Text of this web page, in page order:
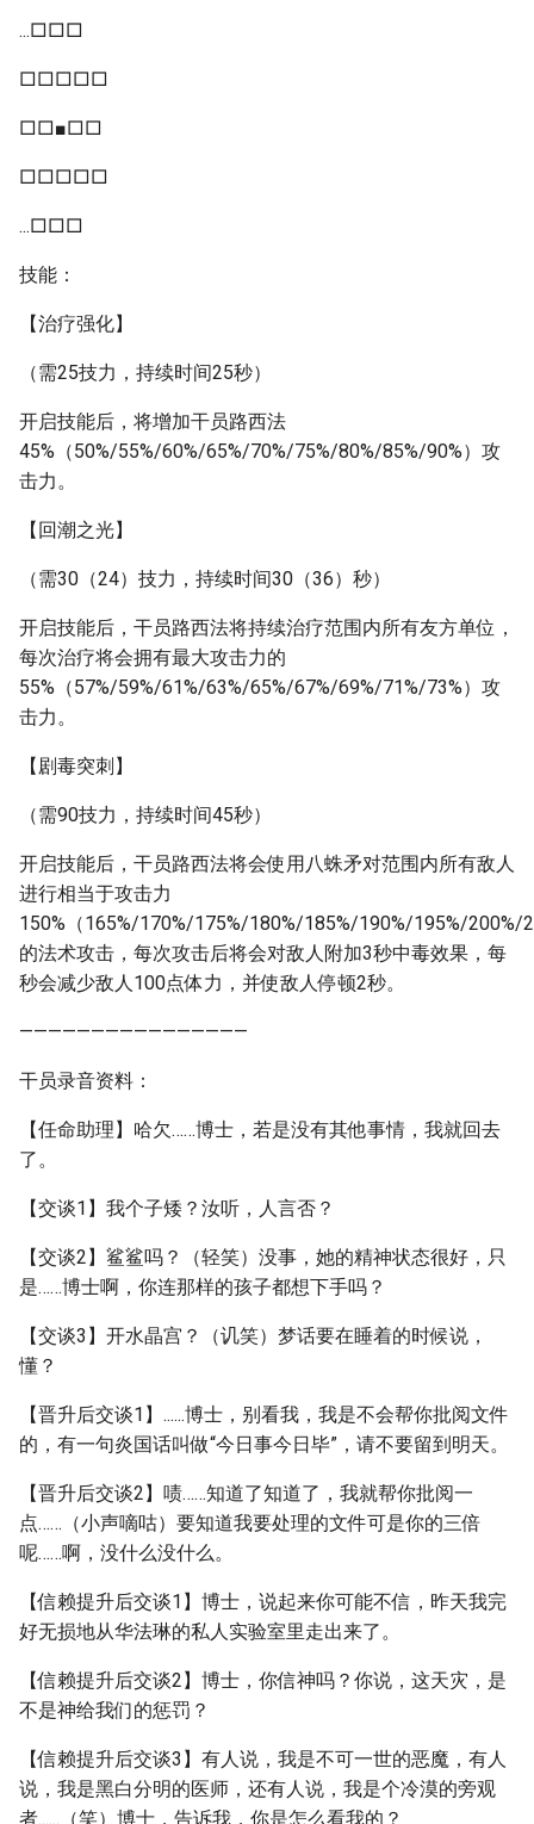
...□□□
□□□□□
□□■□□
□□□□□
...□□□
技能：
【治疗强化】
（需25技力，持续时间25秒）
开启技能后，将增加干员路西法
45%（50%/55%/60%/65%/70%/75%/80%/85%/90%）攻
击力。
【回潮之光】
（需30（24）技力，持续时间30（36）秒）
开启技能后，干员路西法将持续治疗范围内所有友方单位，
每次治疗将会拥有最大攻击力的
55%（57%/59%/61%/63%/65%/67%/69%/71%/73%）攻
击力。
【剧毒突刺】
（需90技力，持续时间45秒）
开启技能后，干员路西法将会使用八蛛矛对范围内所有敌人
进行相当于攻击力
150%（165%/170%/175%/180%/185%/190%/195%/200%/
的法术攻击，每次攻击后将会对敌人附加3秒中毒效果，每
秒会减少敌人100点体力，并使敌人停顿2秒。
————————————————
干员录音资料：
【任命助理】哈欠……博士，若是没有其他事情，我就回去
了。
【交谈1】我个子矮？汝听，人言否？
【交谈2】鲨鲨吗？（轻笑）没事，她的精神状态很好，只
是……博士啊，你连那样的孩子都想下手吗？
【交谈3】开水晶宫？（讥笑）梦话要在睡着的时候说，
懂？
【晋升后交谈1】......博士，别看我，我是不会帮你批阅文件
的，有一句炎国话叫做“今日事今日毕”，请不要留到明天。
【晋升后交谈2】啧……知道了知道了，我就帮你批阅一
点……（小声嘀咕）要知道我要处理的文件可是你的三倍
呢……啊，没什么没什么。
【信赖提升后交谈1】博士，说起来你可能不信，昨天我完
好无损地从华法琳的私人实验室里走出来了。
【信赖提升后交谈2】博士，你信神吗？你说，这天灾，是
不是神给我们的惩罚？
【信赖提升后交谈3】有人说，我是不可一世的恶魔，有人
说，我是黑白分明的医师，还有人说，我是个冷漠的旁观
者......（笑）博士，告诉我，你是怎么看我的？